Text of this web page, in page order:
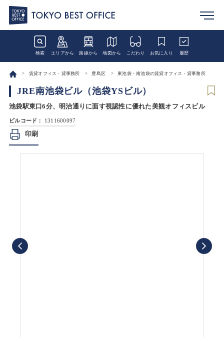
検索 エリアから 路線から 地図から こだわり お気に入り 履歴
賃貸オフィス・貸事務所 豊島区 東池袋・南池袋の賃貸オフィス・貸事務所
JRE南池袋ビル（池袋YSビル）
池袋駅東口6分、明治通りに面す視認性に優れた美観オフィスビル
ビルコード： 1311600097
印刷